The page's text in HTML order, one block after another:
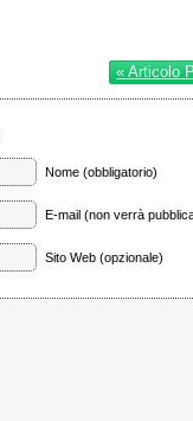
« Articolo
Nome (obbligatorio)
E-mail (non verrà
Sito Web (opzionale)